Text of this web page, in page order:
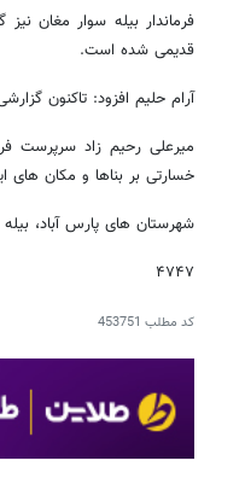
فرماندار بیله سوار مغان
قدیمی شده است.
آرام حلیم افزود: تاکنون
میرعلی رحیم زاد سرپرست
خسارتی بر بناها و مکان
شهرستان های پارس آباد،
۴۷۴۷
کد مطلب 453751